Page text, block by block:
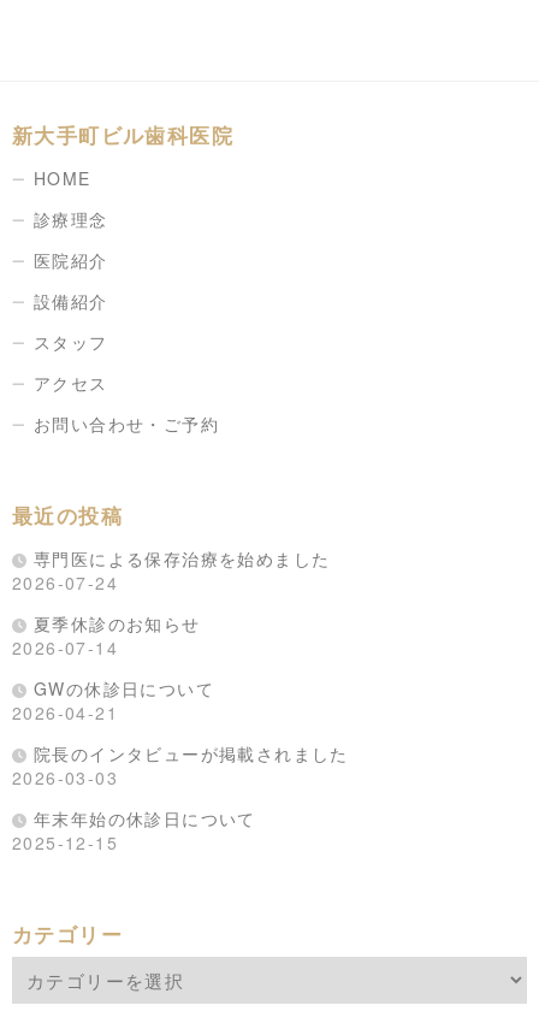
新大手町ビル歯科医院
HOME
診療理念
医院紹介
設備紹介
スタッフ
アクセス
お問い合わせ・ご予約
最近の投稿
専門医による保存治療を始めました
2026-07-24
夏季休診のお知らせ
2026-07-14
GWの休診日について
2026-04-21
院長のインタビューが掲載されました
2026-03-03
年末年始の休診日について
2025-12-15
カテゴリー